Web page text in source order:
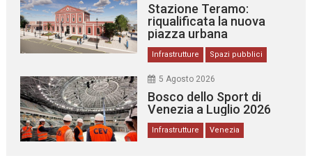
Stazione Teramo:
riqualificata la nuova
piazza urbana
Infrastrutture Spazi pubblici
5 Agosto 2026
Bosco dello Sport di
Venezia a Luglio 2026
Infrastrutture Venezia